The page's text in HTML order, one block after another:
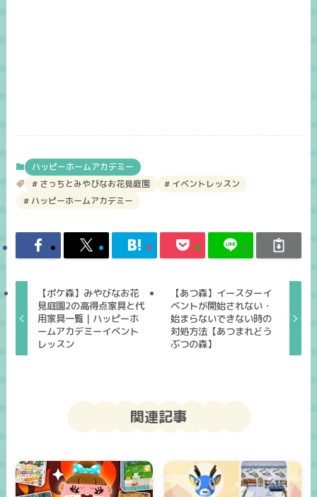
ハッピーホームアカデミー
さっちとみやびなお花見庭園
イベントレッスン
ハッピーホームアカデミー
【ポケ森】みやびなお花
見庭園2の高得点家具と代
用家具一覧｜ハッピーホ
ームアカデミーイベント
レッスン
【あつ森】イースターイ
ベントが開始されない・
始まらないできない時の
対処方法【あつまれどう
ぶつの森】
関連記事